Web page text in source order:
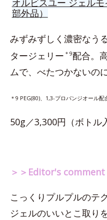
オルビスユー ジェル
部外品）
みずみずしく濃密なう
タージェリー ＊9配合。
ムで、べたつかないの
＊9 PEG(80)、1,3-プロパンジオール
50g／3,300円（ボトル
＞＞Editor's comment
こっくりプルプルのテ
ジェルのいいとこ取り